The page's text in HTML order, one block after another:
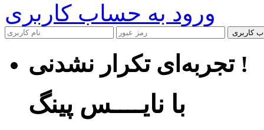
ورود به حساب کاربری
کاربری
تجربه‌ای تکرار نشدنی !
با نایــــس پینگ